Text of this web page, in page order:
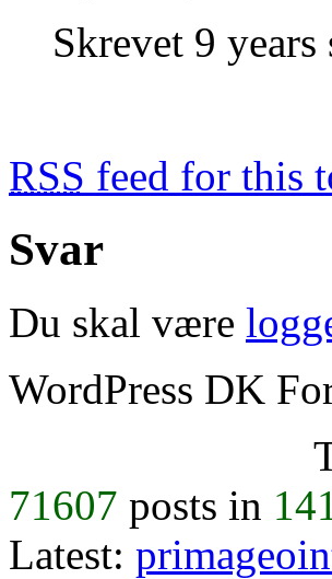
Skrevet 9 years
RSS feed for this
Svar
Du skal være
WordPress DK
71607 posts in
Latest: